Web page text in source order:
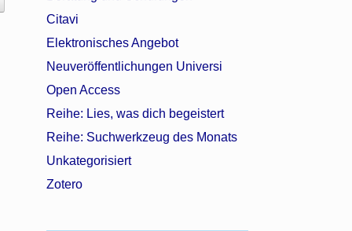
Citavi
Elektronisches Angebot
Neuveröffentlichungen Universi
Open Access
Reihe: Lies, was dich begeistert
Reihe: Suchwerkzeug des Monats
Unkategorisiert
Zotero